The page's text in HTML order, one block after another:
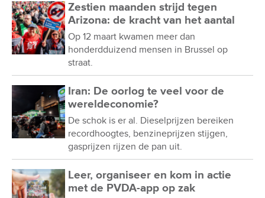
Zestien maanden strijd tegen
Arizona: de kracht van het aantal
Op 12 maart kwamen meer dan
honderdduizend mensen in Brussel op
straat.
Iran: De oorlog te veel voor de
wereldeconomie?
De schok is er al. Dieselprijzen bereiken
recordhoogtes, benzineprijzen stijgen,
gasprijzen rijzen de pan uit.
Leer, organiseer en kom in actie
met de PVDA-app op zak